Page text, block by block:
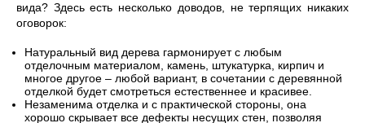
вида? Здесь есть несколько доводов, не терпящих никаких
оговорок:
Натуральный вид дерева гармонирует с любым
отделочным материалом, камень, штукатурка, кирпич и
многое другое – любой вариант, в сочетании с деревянной
отделкой будет смотреться естественнее и красивее.
Незаменима отделка и с практической стороны, она
хорошо скрывает все дефекты несущих стен, позволяя